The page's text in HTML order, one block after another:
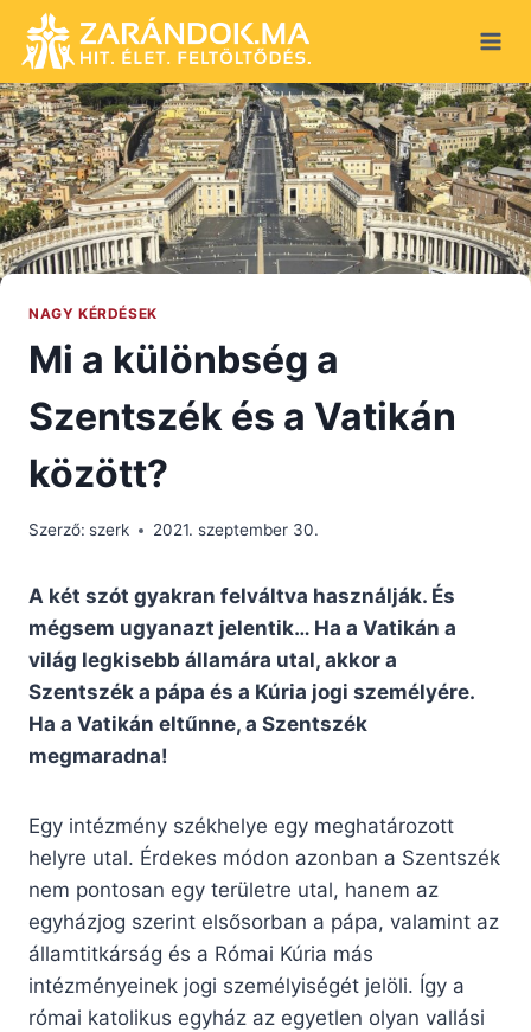
content
NAGY KÉRDÉSEK
Mi a különbség a
Szentszék és a Vatikán
között?
Szerző: szerk 2021. szeptember 30.
A két szót gyakran felváltva használják. És
mégsem ugyanazt jelentik… Ha a Vatikán a
világ legkisebb államára utal, akkor a
Szentszék a pápa és a Kúria jogi személyére.
Ha a Vatikán eltűnne, a Szentszék
megmaradna!
Egy intézmény székhelye egy meghatározott
helyre utal. Érdekes módon azonban a Szentszék
nem pontosan egy területre utal, hanem az
egyházjog szerint elsősorban a pápa, valamint az
államtitkárság és a Római Kúria más
intézményeinek jogi személyiségét jelöli. Így a
római katolikus egyház az egyetlen olyan vallási